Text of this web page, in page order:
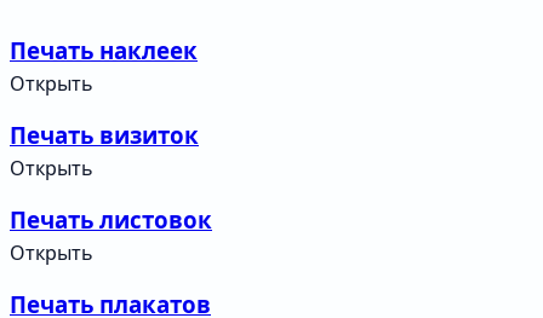
Печать наклеек
Открыть
Печать визиток
Открыть
Печать листовок
Открыть
Печать плакатов